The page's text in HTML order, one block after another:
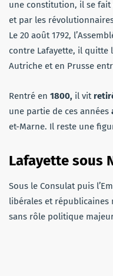
une constitution, il se
et par les
Le 20 août 1792,
contre Lafayette, il quitte
Autriche et en Prusse
Rentré en 1800, il vit
une partie de ces années
et-Marne. Il reste une
Lafayette sous
Sous le Consulat puis
libérales et
sans rôle politique